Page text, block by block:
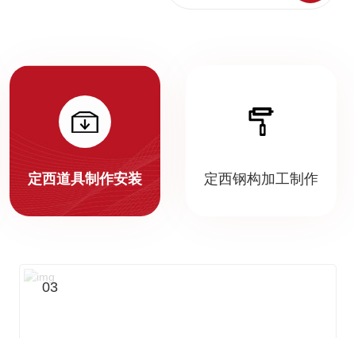
定西道具制作安装 定西钢构加工制作
03